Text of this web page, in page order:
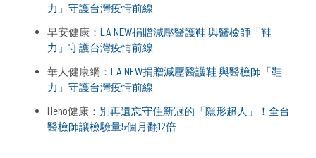
力」守護台灣疫情前線
早安健康：LA NEW捐贈減壓醫護鞋 與醫檢師「鞋
力」守護台灣疫情前線
華人健康網：LA NEW捐贈減壓醫護鞋 與醫檢師「鞋
力」守護台灣疫情前線
Heho健康： 別再遺忘守住新冠的「隱形超人」！全台
醫檢師讓檢驗量5個月翻12倍